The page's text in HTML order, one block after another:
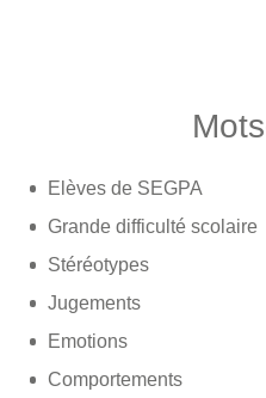
Elèves de SEGPA
Grande difficulté scolaire
Stéréotypes
Jugements
Emotions
Comportements